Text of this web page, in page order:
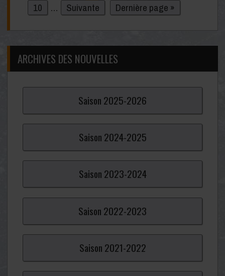
10 … Suivante Dernière page »
ARCHIVES DES NOUVELLES
Saison 2025-2026
Saison 2024-2025
Saison 2023-2024
Saison 2022-2023
Saison 2021-2022